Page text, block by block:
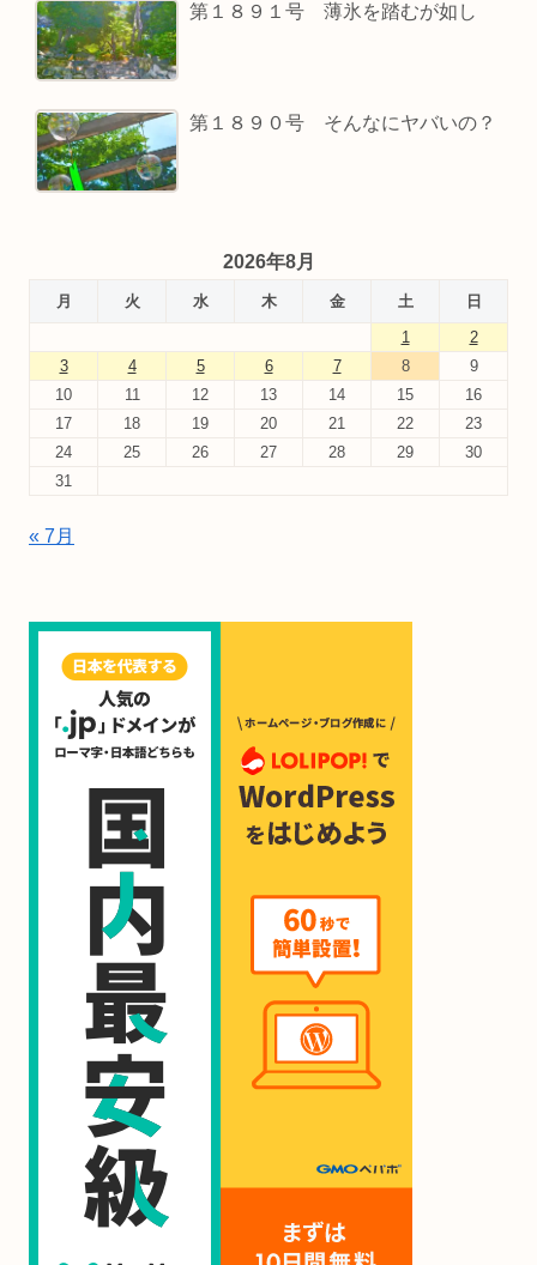
第１８９１号 薄氷を踏むが如し
第１８９０号 そんなにヤバいの？
2026年8月
月 火 水 木 金 土
日
1
2
3
4 5 6 7 8
9
10
11 12 13 14 15
16
17
18 19 20 21 22
23
24
25 26 27 28 29
30
31
« 7月